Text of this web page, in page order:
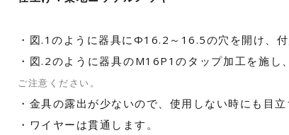
・図.1のように器具にΦ16.2～16.5の穴を開け、
・図.2のように器具のM16P1のタップ加工を施し
ご注意ください。
・金具の露出が少ないので、使用しない時にも目立
・ワイヤーは貫通します。